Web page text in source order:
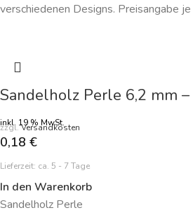
verschiedenen Designs. Preisangabe
Sandelholz Perle 6,2 mm
inkl. 19 % MwSt.
zzgl.Versandkosten
0,18 €
Lieferzeit: ca. 5 - 7 Tage
In den Warenkorb
Sandelholz Perle